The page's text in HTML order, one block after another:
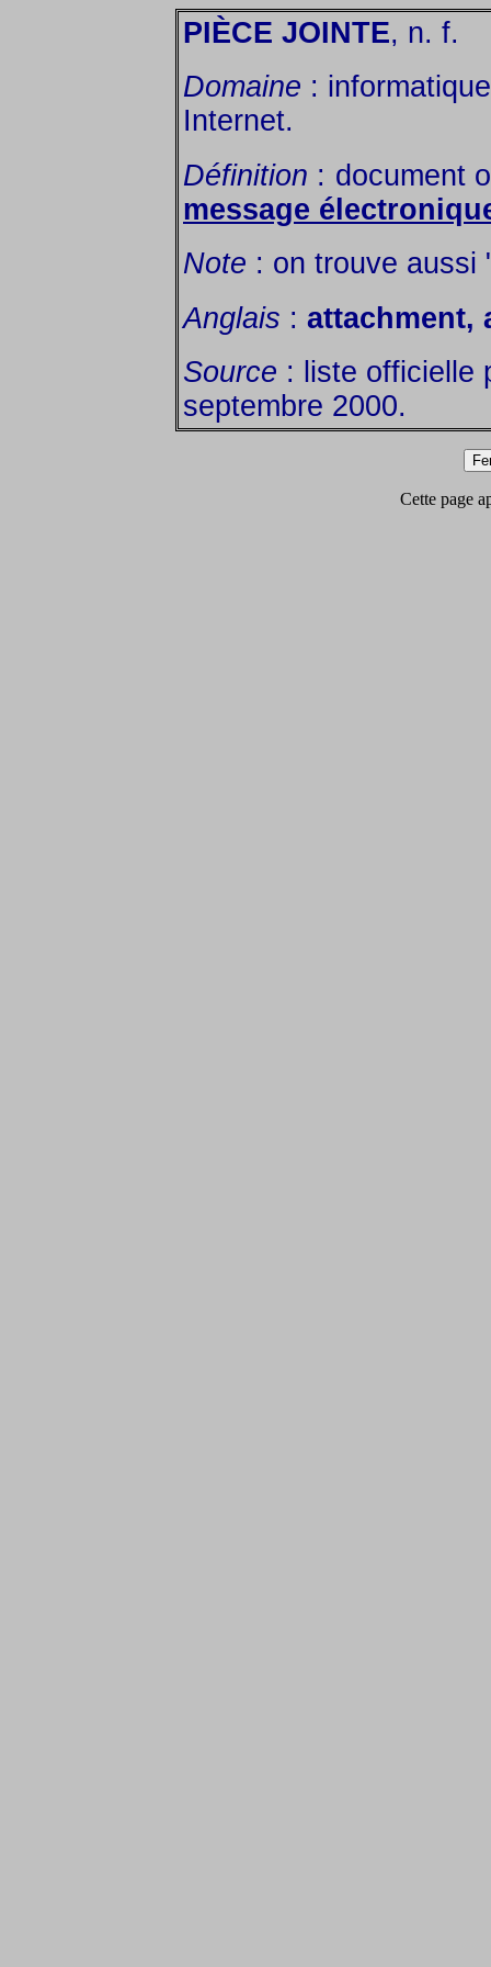
PIÈCE JOINTE, n. f.
Domaine :
Internet.
Définition : document
message
Note : on trouve aussi
Anglais : attachment,
Source : liste officielle
septembre 2000.
Cette page